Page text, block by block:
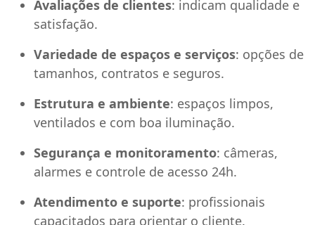
Avaliações de clientes: indicam qualidade e
satisfação.
Variedade de espaços e serviços: opções de
tamanhos, contratos e seguros.
Estrutura e ambiente: espaços limpos,
ventilados e com boa iluminação.
Segurança e monitoramento: câmeras,
alarmes e controle de acesso 24h.
Atendimento e suporte: profissionais
capacitados para orientar o cliente.